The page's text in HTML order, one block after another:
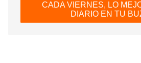
CADA VIERNES, LO
DIARIO EN TU